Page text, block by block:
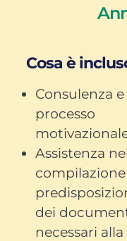
Cosa è
Consulenza e
processo
Assistenza
dei
necessari alla